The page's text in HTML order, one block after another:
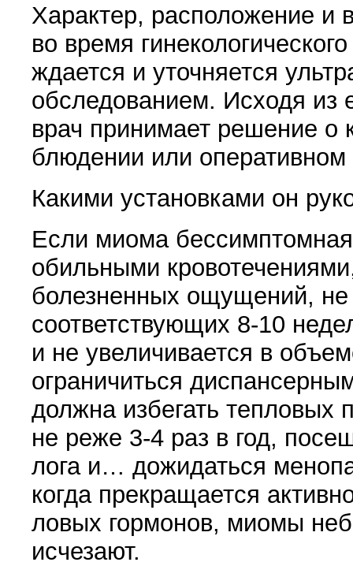
Характер, расположение и
во время
ждается и уточняется
обследованием. Исходя из
врач принима­ет решение о
блюдении или оперативном
Какими установками он
Если миома
обильными
болезненных ощущений,
соответствующих 8-10
и не увеличивается в
ограничиться
должна избегать тепловых
не реже 3-4 раз в год,
лога и… дожидаться
когда прекращает­ся
ловых гормонов, миомы
исчезают.